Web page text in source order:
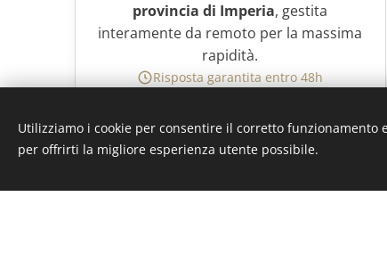
provincia di Imperia, gestita
interamente da remoto per la massima
rapidità.
Risposta garantita entro 48h
Utilizziamo i cookie per consentire il corretto funzionamento
per offrirti la migliore esperienza utente possibile.